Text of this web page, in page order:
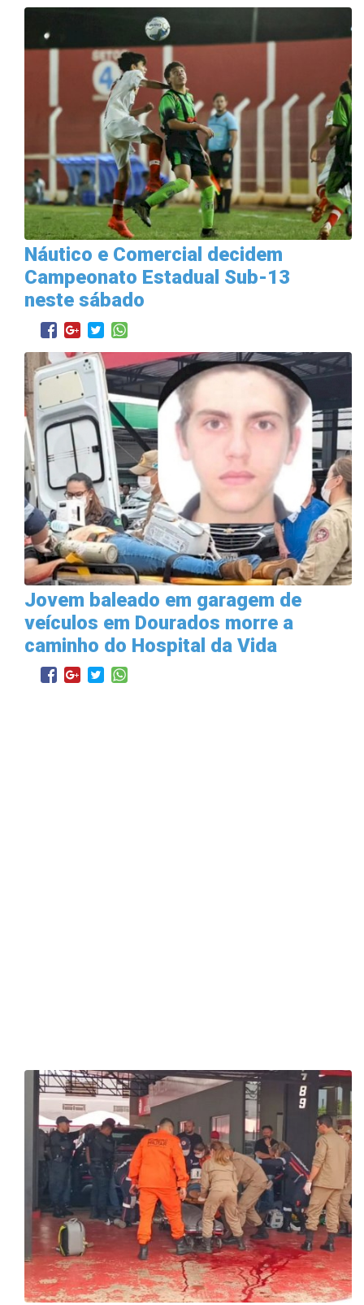
Náutico e Comercial decidem
Campeonato Estadual Sub-13
neste sábado
Jovem baleado em garagem de
veículos em Dourados morre a
caminho do Hospital da Vida